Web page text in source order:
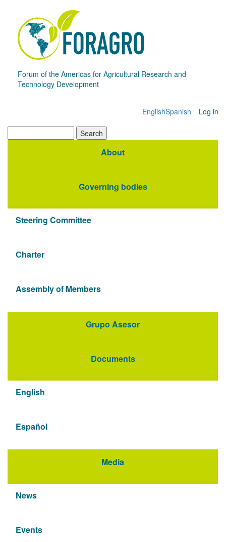
content
Forum of the Americas for Agricultural Research and
Technology Development
cuenta
Log in
Spanish
English
About
Governing bodies
Steering Committee
Charter
Assembly of Members
Grupo Asesor
Documents
English
Español
Media
News
Events